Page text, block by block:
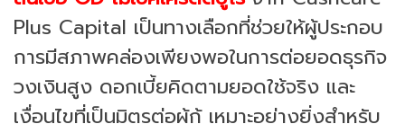
Plus Capital เป็นทางเลือกที่ช่วยให้ผู้ประกอบ
การมีสภาพคล่องเพียงพอในการต่อยอดธุรกิจ
วงเงินสูง ดอกเบี้ยคิดตามยอดใช้จริง และ
เงื่อนไขที่เป็นมิตรต่อผู้กู้ เหมาะอย่างยิ่งสำหรับ